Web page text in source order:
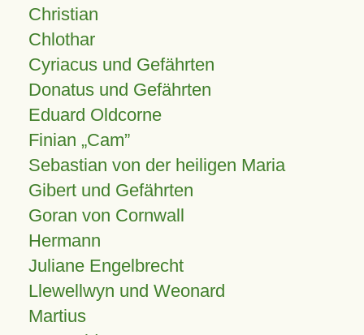
Christian
Chlothar
Cyriacus und Gefährten
Donatus und Gefährten
Eduard Oldcorne
Finian Cam
Sebastian von der heiligen Maria
Gibert und Gefährten
Goran von Cornwall
Hermann
Juliane Engelbrecht
Llewellwyn und Weonard
Martius